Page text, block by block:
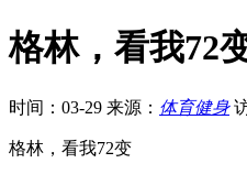
格林，看我72
时间：03-29 来源： 体育健身
格林，看我72变